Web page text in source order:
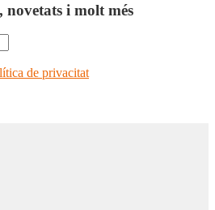
novetats i molt més
de privacitat